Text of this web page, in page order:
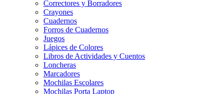
Correctores y Borradores
Crayones
Cuadernos
Forros de Cuadernos
Juegos
Lápices de Colores
Libros de Actividades y Cuentos
Loncheras
Marcadores
Mochilas Escolares
Mochilas Porta Laptop